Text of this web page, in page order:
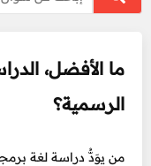
ما الأفضل،
الرسمية؟
من يوَدُّ دراسة لغة